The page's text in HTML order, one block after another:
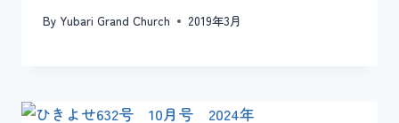
By Yubari Grand Church 2019年3月